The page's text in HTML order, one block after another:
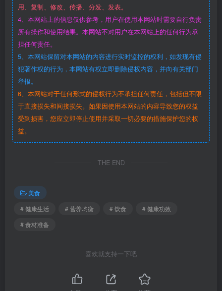
用、复制、修改、传播、分发、发表。
4、本网站上的信息仅供参考，用户在使用本网站时需要自行负责
所有操作和使用结果。本网站不对用户在本网站上的任何行为承
担任何责任。
5、本网站保留对本网站的内容进行实时监控的权利，如发现有侵
犯著作权的行为，本网站有权立即删除侵权内容，并向有关部门
举报。
6、本网站对于任何形式的侵权行为不承担任何责任，包括但不限
于直接损失和间接损失。如果因使用本网站的内容导致您的权益
受到损害，您应立即停止使用并采取一切必要的措施保护您的权
益。
THE END
美食
# 健康生活
# 营养均衡 # 饮食
# 健康功效
# 食材准备
喜欢就支持一下吧